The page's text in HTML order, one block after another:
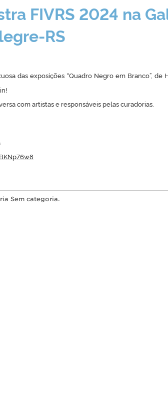
FIVRS 2024 na
RS
das exposições “Quadro Negro em Branco”, de
com artistas e responsáveis pelas curadorias.
Sem categoria.